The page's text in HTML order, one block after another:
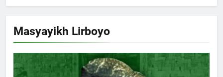
Masyayikh Lirboyo